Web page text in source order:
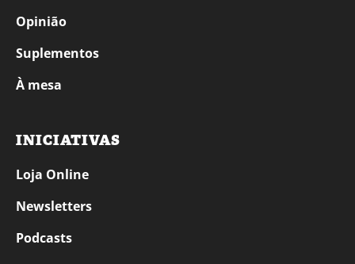
Opinião
Suplementos
À mesa
INICIATIVAS
Loja Online
Newsletters
Podcasts